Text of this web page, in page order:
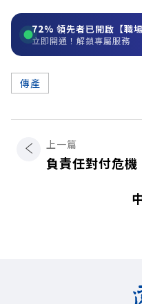
72% 領先者已開啟【職場
立即開通！解鎖專屬服務
傳產
上一篇
負責任對付危機